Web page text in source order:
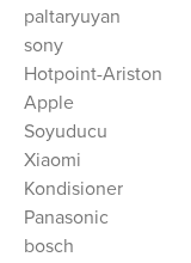
paltaryuyan
sony
Hotpoint-Ariston
Apple
Soyuducu
Xiaomi
Kondisioner
Panasonic
bosch